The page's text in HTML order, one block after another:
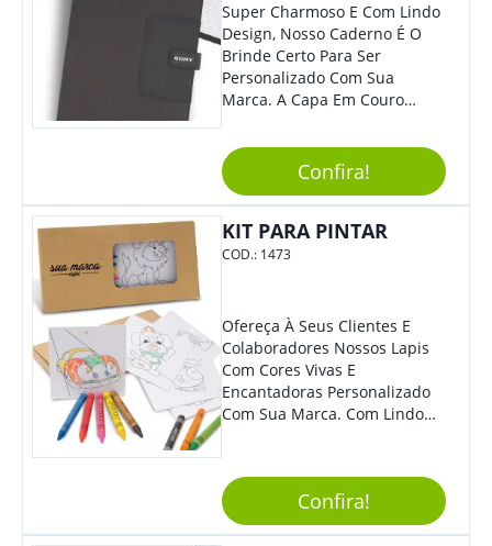
Super Charmoso E Com Lindo
Design, Nosso Caderno É O
Brinde Certo Para Ser
Personalizado Com Sua
Marca. A Capa Em Couro
Elástico Permite Maior
Segurança Ao Carregá-Lo.
Ofereça A Seus Clientes E
Colaboradores, Sem Dúvidas
Eles Irão Adorar.
Confira!
KIT PARA PINTAR
COD.: 1473
Ofereça À Seus Clientes E
Colaboradores Nossos Lapis
Com Cores Vivas E
Encantadoras Personalizado
Com Sua Marca. Com Lindo
Perfeito, Não É?!
Confira!